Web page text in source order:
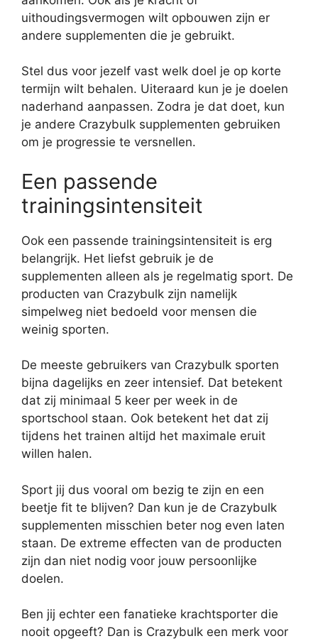
uithoudingsvermogen wilt opbouwen zijn er
andere supplementen die je gebruikt.
Stel dus voor jezelf vast welk doel je op korte
termijn wilt behalen. Uiteraard kun je je doelen
naderhand aanpassen. Zodra je dat doet, kun
je andere Crazybulk supplementen gebruiken
om je progressie te versnellen.
Een passende
trainingsintensiteit
Ook een passende trainingsintensiteit is erg
belangrijk. Het liefst gebruik je de
supplementen alleen als je regelmatig sport. De
producten van Crazybulk zijn namelijk
simpelweg niet bedoeld voor mensen die
weinig sporten.
De meeste gebruikers van Crazybulk sporten
bijna dagelijks en zeer intensief. Dat betekent
dat zij minimaal 5 keer per week in de
sportschool staan. Ook betekent het dat zij
tijdens het trainen altijd het maximale eruit
willen halen.
Sport jij dus vooral om bezig te zijn en een
beetje fit te blijven? Dan kun je de Crazybulk
supplementen misschien beter nog even laten
staan. De extreme effecten van de producten
zijn dan niet nodig voor jouw persoonlijke
doelen.
Ben jij echter een fanatieke krachtsporter die
nooit opgeeft? Dan is Crazybulk een merk voor